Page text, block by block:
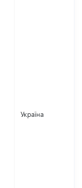
Україна